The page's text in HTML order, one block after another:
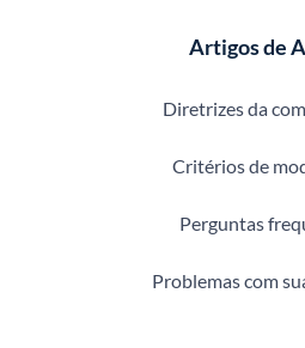
Artigos de
Diretrizes da
Critérios de
Perguntas
Problemas com